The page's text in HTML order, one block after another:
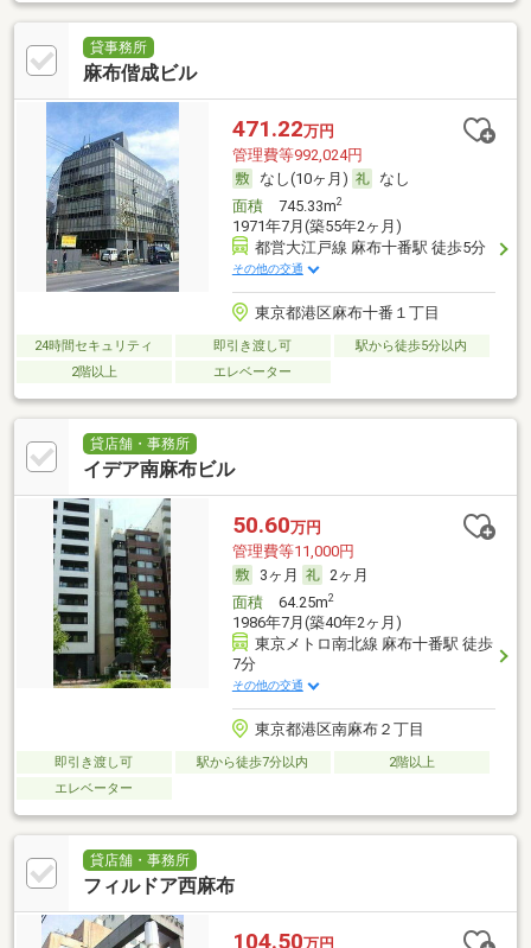
貸事務所
麻布偕成ビル
471.22万円
管理費等992,024円
なし(10ヶ月)
なし
面積745.33m2
1971年7月(築55年2ヶ月)
都営大江戸線 麻布十番駅 徒歩5分
その他の交通
東京都港区麻布十番１丁目
24時間セキュリティ 即引き渡し可
駅から徒歩5分以内
2階以上
エレベーター
貸店舗・事務所
イデア南麻布ビル
50.60万円
管理費等11,000円
3ヶ月
2ヶ月
面積64.25m2
1986年7月(築40年2ヶ月)
東京メトロ南北線 麻布十番駅 徒歩
7分
その他の交通
東京都港区南麻布２丁目
即引き渡し可 駅から徒歩7分以内
2階以上
エレベーター
貸店舗・事務所
フィルドア西麻布
104.50万円